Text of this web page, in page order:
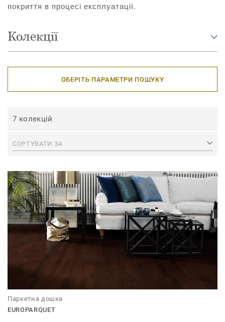
покриття в процесі експлуатації.
Колекції
ОБЕРІТЬ ПАРАМЕТРИ ПОШУКУ
7 колекцій
СОРТУВАТИ ЗА
Паркетна дошка
EUROPARQUET